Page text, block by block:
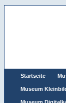
Startseite
Museum